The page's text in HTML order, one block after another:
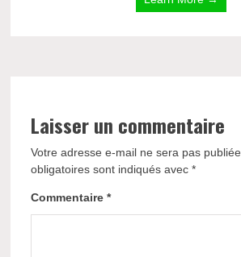
Laisser un commentaire
Votre adresse e-mail ne sera pas publiée.
obligatoires sont indiqués avec*
Commentaire*